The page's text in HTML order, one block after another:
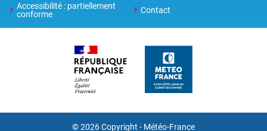
Accessibilité : partiellement
conforme
Contact
© 2026 Copyright - Météo-France